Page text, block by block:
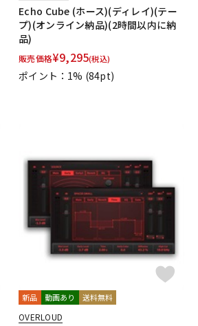
Echo Cube (ホース)(ディレイ)(テー
プ)(オンライン納品)(2時間以内に納
品)
販売価格¥9,295(税込)
ポイント：1% (84pt)
新品 動画あり 送料無料
OVERLOUD